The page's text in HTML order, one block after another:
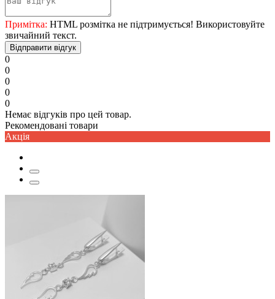
Примітка: HTML розмітка не підтримується! Використовуйте
звичайний текст.
Відправити відгук
0
0
0
0
0
Немає відгуків про цей товар.
Рекомендовані товари
Акцiя